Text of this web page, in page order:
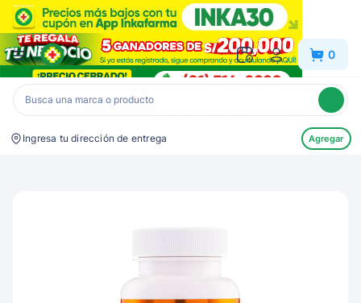
Inkafarma 0
Ingresa tu dirección de entrega Agregar